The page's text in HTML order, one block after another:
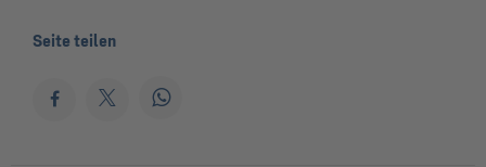
Seite teilen